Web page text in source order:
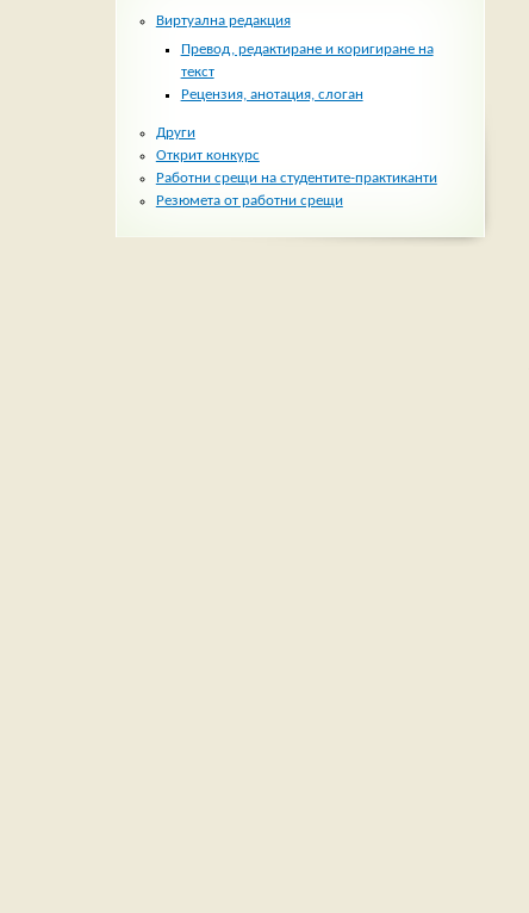
Виртуална редакция
Превод, редактиране и коригиране на
текст
Рецензия, анотация, слоган
Други
Открит конкурс
Работни срещи на студентите-практиканти
Резюмета от работни срещи